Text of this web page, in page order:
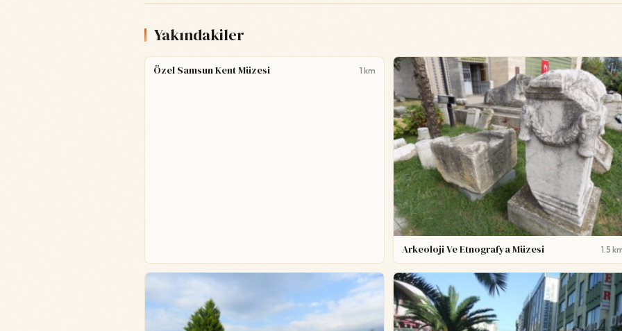
Yakındakiler
Özel Samsun Kent Müzesi 1 km
Arkeoloji Ve Etnografya Müzesi 1.5